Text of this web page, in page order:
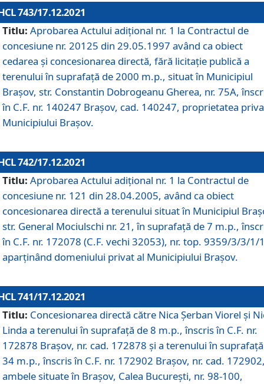
743/17.12.2021
Titlu: Aprobarea Actului adiţional nr. 1 la Contractul de
concesiune nr. 20125 din 29.05.1997 având ca obiect
cedarea și concesionarea directă, fără licitație publică a
terenului în suprafață de 2000 m.p., situat în Municipiul
Brașov, str. Constantin Dobrogeanu Gherea, nr. 75A,
în C.F. nr. 140247 Brașov, cad. 140247, proprietatea
Municipiului Brașov.
742/17.12.2021
Titlu: Aprobarea Actului adiţional nr. 1 la Contractul de
concesiune nr. 121 din 28.04.2005, având ca obiect
concesionarea directă a terenului situat în Municipiul
str. General Mociulschi nr. 21, în suprafață de 7 m.p.,
în C.F. nr. 172078 (C.F. vechi 32053), nr. top. 9359/3/3/1/
aparținând domeniului privat al Municipiului Brașov.
741/17.12.2021
Titlu: Concesionarea directă către Nica Șerban Viorel și
Linda a terenului în suprafață de 8 m.p., înscris în C.F. nr.
172878 Brașov, nr. cad. 172878 și a terenului în
34 m.p., înscris în C.F. nr. 172902 Brașov, nr. cad.
ambele situate în Brașov, Calea București, nr. 98-100,